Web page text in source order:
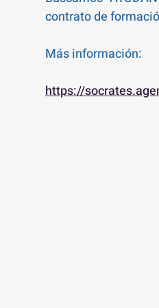
contrato de
Más información:
https://